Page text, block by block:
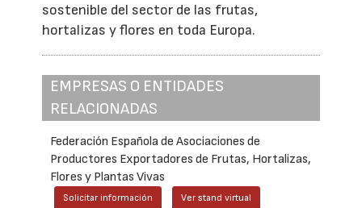
sostenible del sector de las frutas,
hortalizas y flores en toda Europa.
EMPRESAS O ENTIDADES
RELACIONADAS
Federación Española de Asociaciones de
Productores Exportadores de Frutas, Hortalizas,
Flores y Plantas Vivas
Solicitar información Ver stand virtual